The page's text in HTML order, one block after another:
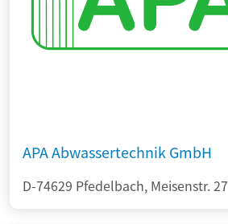
APA Abwassertechnik GmbH
D-74629 Pfedelbach, Meisenstr. 27